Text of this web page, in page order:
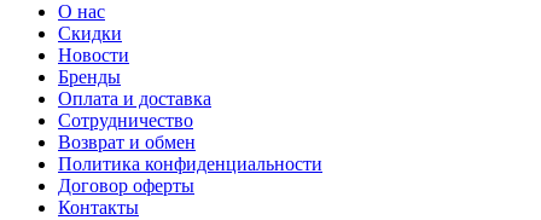
О нас
Скидки
Новости
Бренды
Оплата и доставка
Сотрудничество
Возврат и обмен
Политика конфиденциальности
Договор оферты
Контакты